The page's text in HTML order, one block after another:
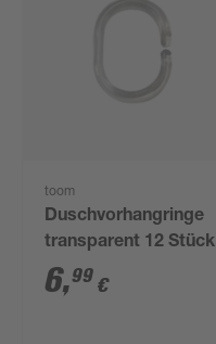
toom
Duschvorhangringe
transparent 12 Stück
6,99 €